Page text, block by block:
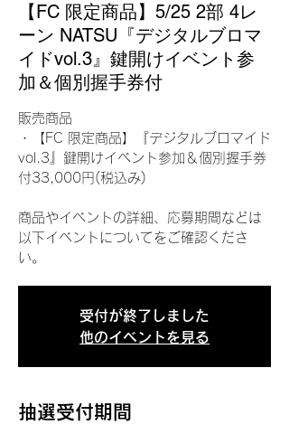
【FC 限定商品】5/25 2部 4レ
ーン NATSU『デジタルブロマ
イドvol.3』鍵開けイベント参
加＆個別握手券付
販売商品
・【FC 限定商品】『デジタルブロマイド
vol.3』鍵開けイベント参加＆個別握手券
付33,000円(税込み)
商品やイベントの詳細、応募期間などは
以下イベントについてをご確認くださ
い。
受付が終了しました
他のイベントを見る
抽選受付期間